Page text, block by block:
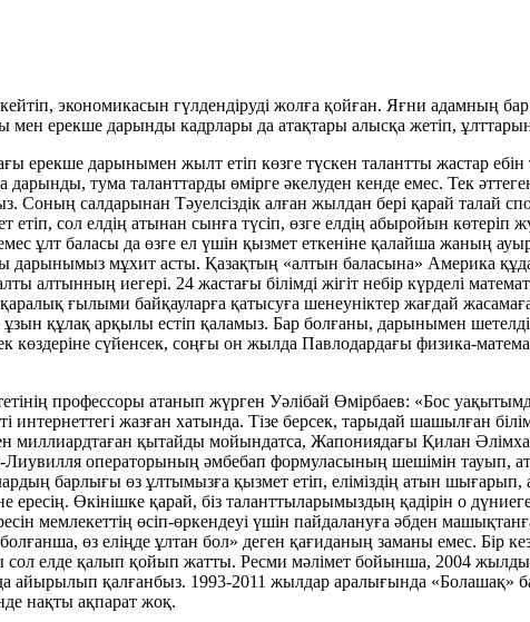
экономикасын гүлдендіруді жолға қойған. Яғни адамның
ерекше дарынды кадрлары да атақтары алысқа жетіп,
ерекше дарынымен жылт етіп көзге түскен талантты жастар
тума таланттарды өмірге әкелуден кенде емес. Тек
Соның салдарынан Тәуелсіздік алған жылдан бері қарай талай
сол елдің атынан сынға түсіп, өзге елдің абыройын көтеріп
ұлт баласы да өзге ел үшін қызмет еткеніне қалайша жаның
дарынымыз мұхит асты. Қазақтың «алтын баласына» Америка
алтынның иегері. 24 жастағы білімді жігіт небір күрделі
ғы­лыми байқауларға қатысуға шенеуніктер жағдай
құлақ арқылы ес­тіп қаламыз. Бар болғаны, дарынымен
көздеріне сүйенсек, соңғы он жылда Павлодардағы физика-
профессоры атанып жүрген Уәлібай Өмірбаев: «Бос
жазған хатында. Тізе берсек, тарыдай шашылған
қытайды мойындатса, Жапо­ния­дағы Қилан
операторы­ның әмбебап формуласының шешімін тауып,
барлығы өз ұлтымызға қызмет етіп, еліміздің атын
Өкінішке қарай, біз таланттыларымыздың қадірін о
мемлекеттің өсіп-өркендеуі үшін пайдалануға әбден
өз еліңде ұлтан бол» деген қа­ғиданың заманы емес. Бір
сол елде қалып қойып жатты. Ресми мәлімет бойынша, 2004
айырылып қалғанбыз. 1993-2011 жылдар аралығында «Болашақ»
нақты ақпарат жоқ.